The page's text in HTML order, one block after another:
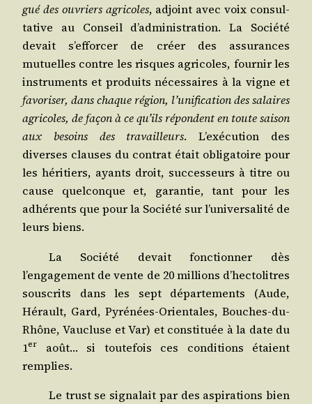
gué des ouvriers agri­coles, adjoint avec voix consul­
ta­tive au Conseil d’administration. La Socié­té
devait s’efforcer de créer des assu­rances
mutuelles contre les risques agri­coles, four­nir les
ins­tru­ments et pro­duits néces­saires à la vigne et
favo­ri­ser, dans chaque région, l’unification des salaires
agri­coles, de façon à ce qu’ils répondent en toute sai­son
aux besoins des tra­vailleurs. L’exécution des
diverses clauses du contrat était obli­ga­toire pour
les héri­tiers, ayants droit, suc­ces­seurs à titre ou
cause quel­conque et, garan­tie, tant pour les
adhé­rents que pour la Socié­té sur l’universalité de
leurs biens.
La Socié­té devait fonc­tion­ner dès
l’engagement de vente de 20 mil­lions d’hectolitres
sous­crits dans les sept dépar­te­ments (Aude,
Hérault, Gard, Pyré­nées-Orien­tales, Bouches-du-
Rhône, Vau­cluse et Var) et consti­tuée à la date du
1er
août… si tou­te­fois ces condi­tions étaient
remplies.
Le trust se signa­lait par des aspi­ra­tions bien